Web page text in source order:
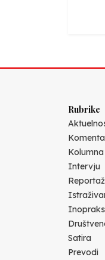
Rubrike
Kolumna
Intervju
Satira
Prevodi